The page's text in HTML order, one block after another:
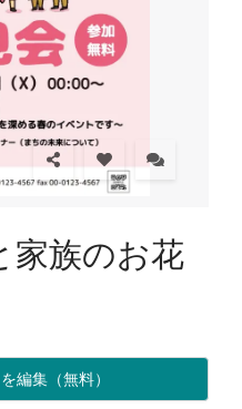
家族のお花
編集（無料）